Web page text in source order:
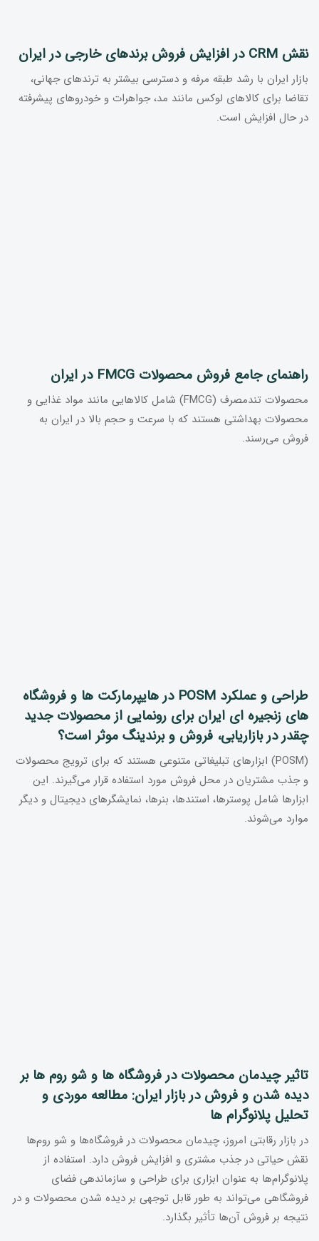
نقش CRM در افزایش فروش برندهای خارجی در ایران
بازار ایران با رشد طبقه مرفه و دسترسی بیشتر به ترندهای جهانی،
تقاضا برای کالاهای لوکس مانند مد، جواهرات و خودروهای پیشرفته
در حال افزایش است.
راهنمای جامع فروش محصولات FMCG در ایران
محصولات تندمصرف (FMCG) شامل کالاهایی مانند مواد غذایی و
محصولات بهداشتی هستند که با سرعت و حجم بالا در ایران به
فروش می‌رسند.
طراحی و عملکرد POSM در هایپرمارکت ها و فروشگاه
های زنجیره ای ایران برای رونمایی از محصولات جدید
چقدر در بازاریابی، فروش و برندینگ موثر است؟
(POSM) ابزارهای تبلیغاتی متنوعی هستند که برای ترویج محصولات
و جذب مشتریان در محل فروش مورد استفاده قرار می‌گیرند. این
ابزارها شامل پوسترها، استندها، بنرها، نمایشگرهای دیجیتال و دیگر
موارد می‌شوند.
تاثیر چیدمان محصولات در فروشگاه ها و شو روم ها بر
دیده شدن و فروش در بازار ایران: مطالعه موردی و
تحلیل پلانوگرام ها
در بازار رقابتی امروز، چیدمان محصولات در فروشگاه‌ها و شو روم‌ها
نقش حیاتی در جذب مشتری و افزایش فروش دارد. استفاده از
پلانوگرام‌ها به عنوان ابزاری برای طراحی و سازماندهی فضای
فروشگاهی می‌تواند به طور قابل توجهی بر دیده شدن محصولات و در
نتیجه بر فروش آن‌ها تأثیر بگذارد.